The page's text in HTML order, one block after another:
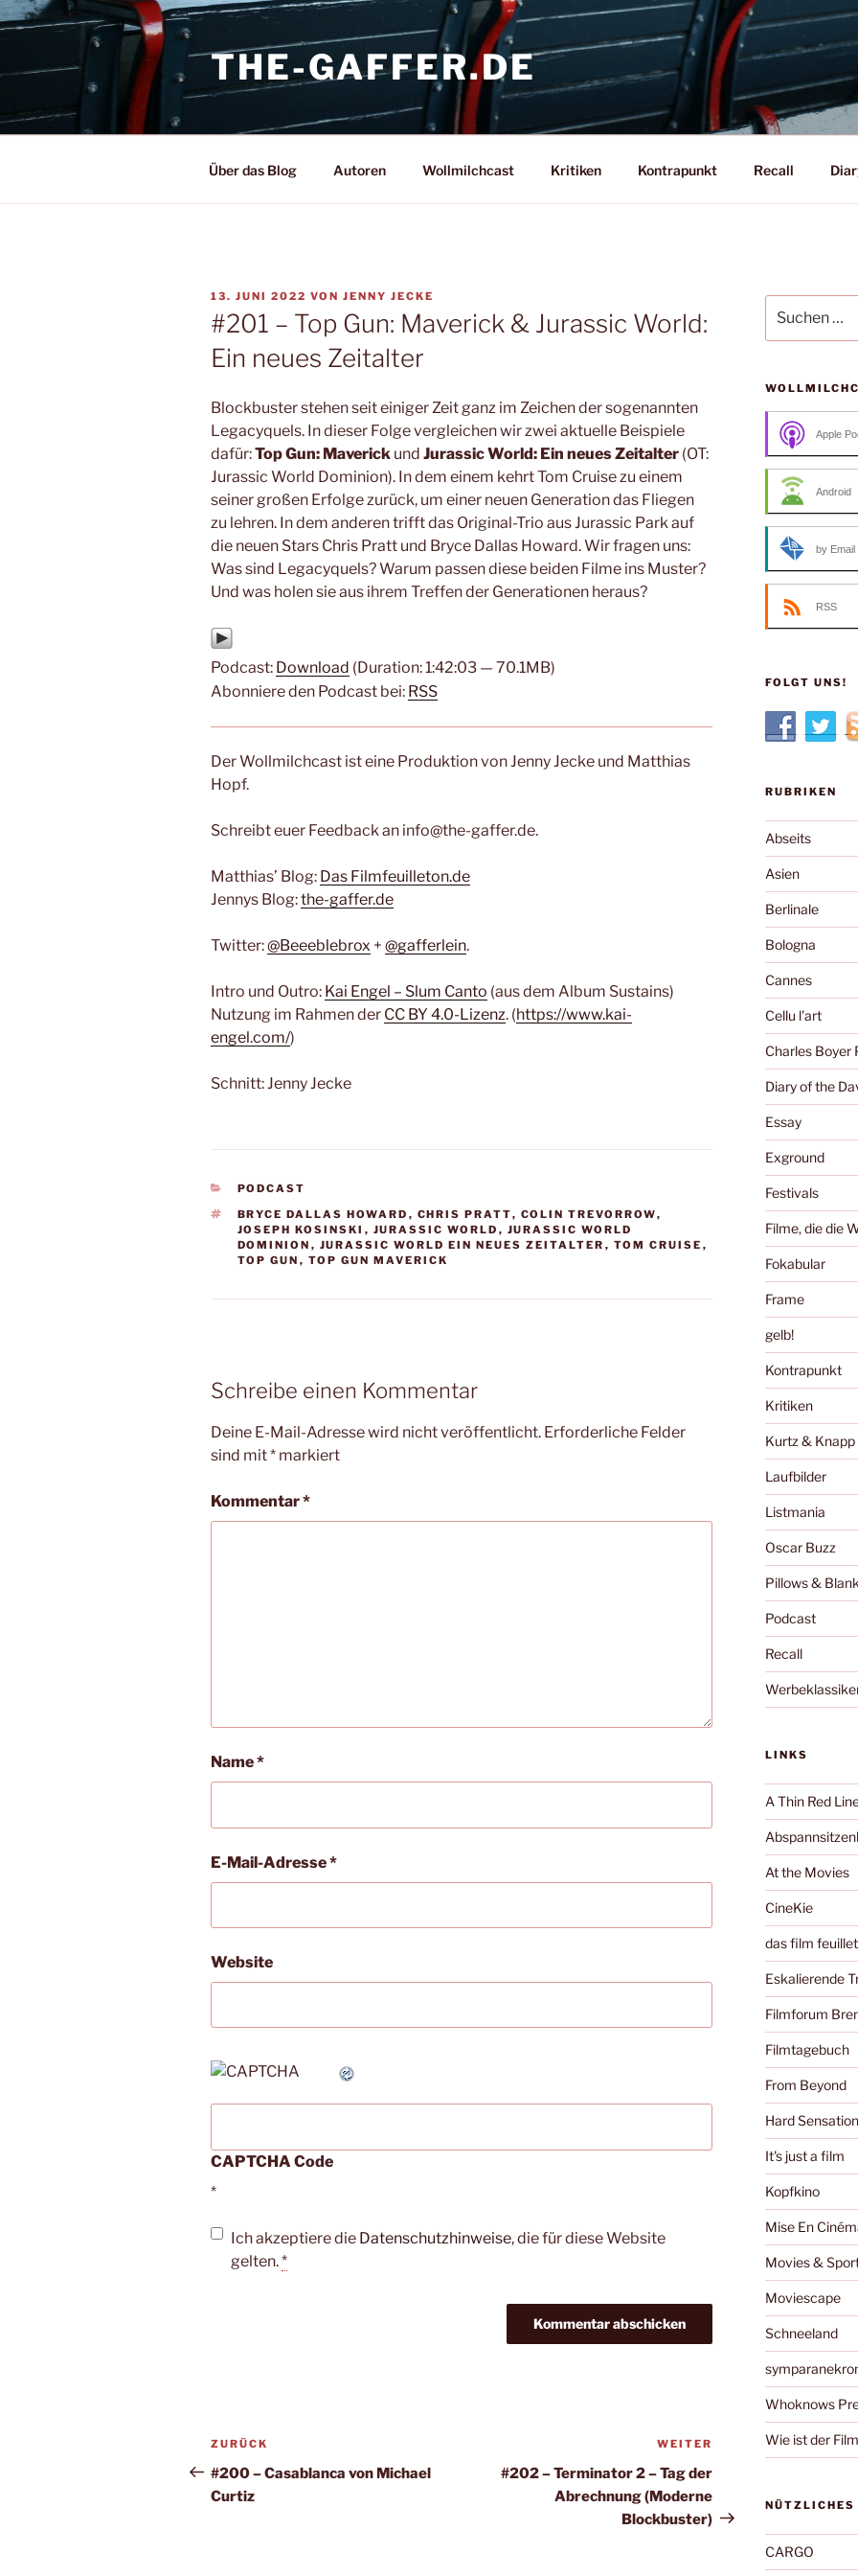
Zum
Inhalt
THE-GAFFER.DE
Über das Blog Autoren Wollmilchcast Kritiken Kontrapunkt Recall
VERÖFFENTLICHT
AM
13. JUNI 2022 VON JENNY JECKE
#201 – Top Gun: Maverick & Jurassic World:
Ein neues Zeitalter
Blockbuster stehen seit einiger Zeit ganz im Zeichen der sogenannten
Legacyquels. In dieser Folge vergleichen wir zwei aktuelle Beispiele
dafür:Top Gun: Maverick und Jurassic World: Ein neues Zeitalter (OT:
Jurassic World Dominion). In dem einem kehrt Tom Cruise zu einem
seiner großen Erfolge zurück, um einer neuen Generation das Fliegen
zu lehren. In dem anderen trifft das Original-Trio aus Jurassic Park auf
die neuen Stars Chris Pratt und Bryce Dallas Howard. Wir fragen uns:
Was sind Legacyquels? Warum passen diese beiden Filme ins Muster?
Und was holen sie aus ihrem Treffen der Generationen heraus?
Podcast: Download (Duration: 1:42:03 — 70.1MB)
Abonniere den Podcast bei: RSS
Der Wollmilchcast ist eine Produktion von Jenny Jecke und Matthias
Hopf.
Schreibt euer Feedback an info@the-gaffer.de.
Matthias’ Blog: Das Filmfeuilleton.de
Jennys Blog:the-gaffer.de
Twitter:@Beeeblebrox + @gafferlein.
Intro und Outro: Kai Engel – Slum Canto (aus dem Album Sustains)
Nutzung im Rahmen der CC BY 4.0-Lizenz. (https://www.kai-
engel.com/)
Schnitt: Jenny Jecke
KATEGORIEN
PODCAST
SCHLAGWÖRTER
BRYCE DALLAS HOWARD , CHRIS PRATT, COLIN TREVORROW,
JOSEPH KOSINSKI , JURASSIC WORLD , JURASSIC WORLD
DOMINION , JURASSIC WORLD EIN NEUES ZEITALTER , TOM CRUISE ,
TOP GUN , TOP GUN MAVERICK
Schreibe einen Kommentar
Deine E-Mail-Adresse wird nicht veröffentlicht. Erforderliche Felder
sind mit* markiert
Kommentar*
Name*
E-Mail-Adresse*
Website
CAPTCHA Code
*
Ich akzeptiere die Datenschutzhinweise, die für diese Website
gelten.*
Beitragsnavigation
Vorheriger
Beitrag
ZURÜCK
#200 – Casablanca von Michael
Curtiz
Nächster
Beitrag
WEITER
#202 – Terminator 2 – Tag der
Abrechnung (Moderne
Blockbuster)
nach:
Apple
Android
by Email
RSS
FOLGT UNS!
RUBRIKEN
Abseits
Asien
Berlinale
Bologna
Cannes
Cellu l'art
Charles Boyer
Diary of the
Essay
Exground
Festivals
Filme, die die
Fokabular
Frame
gelb!
Kontrapunkt
Kritiken
Kurtz & Knapp
Laufbilder
Listmania
Oscar Buzz
Pillows &
Podcast
Recall
LINKS
A Thin Red
At the Movies
CineKie
das film
Eskalierende
Filmforum
Filmtagebuch
From Beyond
Hard
It's just a film
Kopfkino
Mise En
Movies &
Moviescape
Schneeland
Whoknows
Wie ist der
NÜTZLICHES
CARGO